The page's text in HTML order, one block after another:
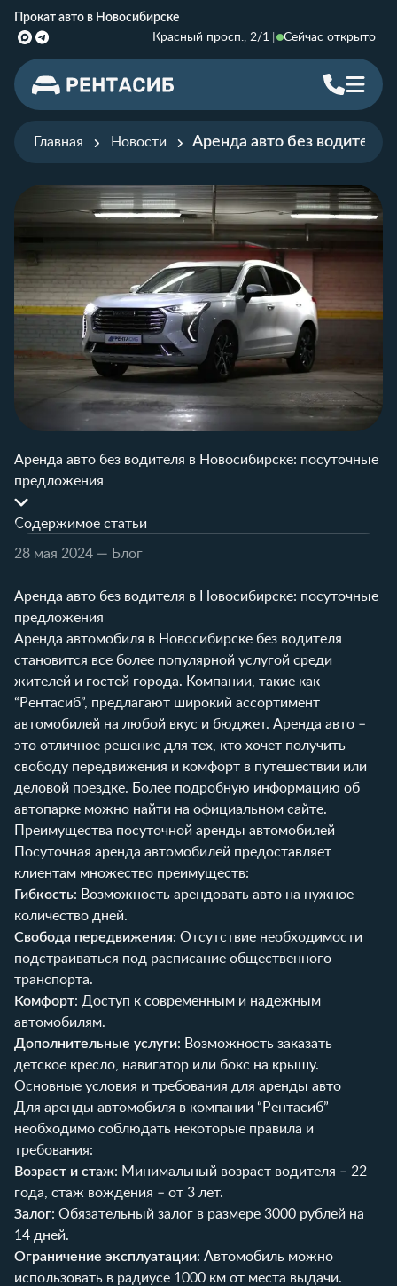
Прокат авто в Новосибирске
Красный просп., 2/1
Сейчас открыто
Главная Новости Аренда авто без
Аренда авто без водителя в Новосибирске: посуточные
предложения
Содержимое статьи
28 мая 2024 — Блог
Аренда авто без водителя в Новосибирске: посуточные
предложения
Аренда автомобиля в Новосибирске без водителя
становится все более популярной услугой среди
жителей и гостей города. Компании, такие как
“Рентасиб”, предлагают широкий ассортимент
автомобилей на любой вкус и бюджет. Аренда авто –
это отличное решение для тех, кто хочет получить
свободу передвижения и комфорт в путешествии или
деловой поездке. Более подробную информацию об
автопарке можно найти на официальном сайте.
Преимущества посуточной аренды автомобилей
Посуточная аренда автомобилей предоставляет
клиентам множество преимуществ:
Гибкость: Возможность арендовать авто на нужное
количество дней.
Свобода передвижения: Отсутствие необходимости
подстраиваться под расписание общественного
транспорта.
Комфорт: Доступ к современным и надежным
автомобилям.
Дополнительные услуги: Возможность заказать
детское кресло, навигатор или бокс на крышу.
Основные условия и требования для аренды авто
Для аренды автомобиля в компании “Рентасиб”
необходимо соблюдать некоторые правила и
требования:
Возраст и стаж: Минимальный возраст водителя – 22
года, стаж вождения – от 3 лет.
Залог: Обязательный залог в размере 3000 рублей на
14 дней.
Ограничение эксплуатации: Автомобиль можно
использовать в радиусе 1000 км от места выдачи.